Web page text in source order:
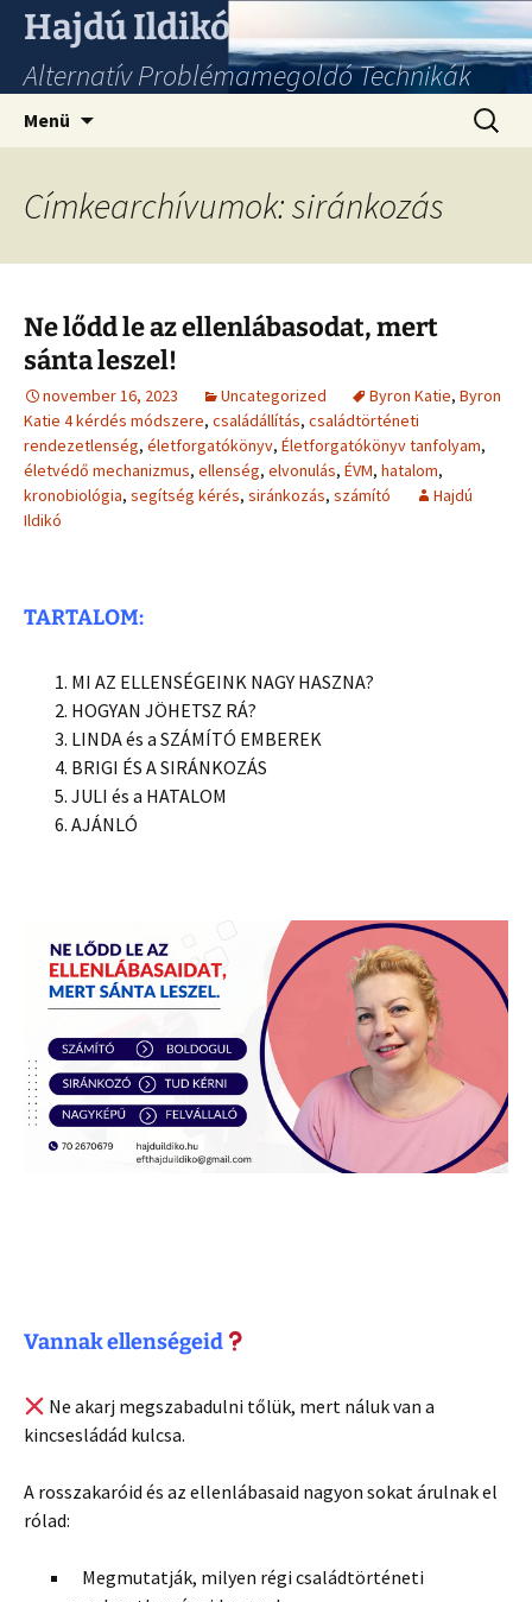
Hajdú Ildikó
Alternatív Problémamegoldó Technikák
Menü
Címkearchívumok: siránkozás
Ne lődd le az ellenlábasodat, mert
sánta leszel!
november 16, 2023 Uncategorized Byron Katie, Byron
Katie 4 kérdés módszere, családállítás, családtörténeti
rendezetlenség, életforgatókönyv, Életforgatókönyv tanfolyam,
életvédő mechanizmus, ellenség, elvonulás, ÉVM, hatalom,
kronobiológia, segítség kérés, siránkozás, számító
Hajdú
Ildikó
TARTALOM:
MI AZ ELLENSÉGEINK NAGY HASZNA?
HOGYAN JÖHETSZ RÁ?
LINDA és a SZÁMÍTÓ EMBEREK
BRIGI ÉS A SIRÁNKOZÁS
JULI és a HATALOM
AJÁNLÓ
Vannak ellenségeid
Ne akarj megszabadulni tőlük, mert náluk van a
kincsesládád kulcsa.
A rosszakaróid és az ellenlábasaid nagyon sokat árulnak el
rólad:
Megmutatják, milyen régi családtörténeti